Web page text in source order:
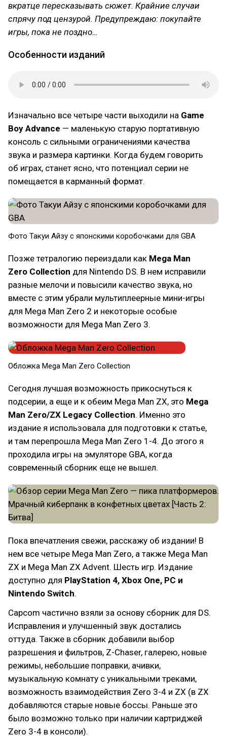
вкратце пересказывать сюжет. Крайние случаи
спрячу под цензурой. Предупреждаю: покупайте
игры, пока не поздно…
Особенности изданий
Изначально все четыре части выходили на Game
Boy Advance — маленькую старую портативную
консоль с сильными ограничениями качества
звука и размера картинки. Когда будем говорить
об играх, станет ясно, что потенциал серии не
помещается в карманный формат.
Фото Такуи Айзу с японскими коробочками для GBA
Позже тетралогию переиздали как Mega Man
Zero Collection для Nintendo DS. В нем исправили
разные мелочи и повысили качество звука, но
вместе с этим убрали мультиплеерные мини-игры
для Mega Man Zero 2 и некоторые особые
возможности для Mega Man Zero 3.
Обложка Mega Man Zero Collection
Сегодня лучшая возможность прикоснуться к
подсерии, а еще и к обеим Mega Man ZX, это Mega
Man Zero/ZX Legacy Collection. Именно это
издание я использовала для подготовки к статье,
и там перепрошла Mega Man Zero 1-4. До этого я
проходила игры на эмуляторе GBA, когда
современный сборник еще не вышел.
Пока впечатления свежи, расскажу об издании! В
нем все четыре Mega Man Zero, а также Mega Man
ZX и Mega Man ZX Advent. Шесть игр. Издание
доступно для PlayStation 4, Xbox One, PC и
Nintendo Switch.
Capcom частично взяли за основу сборник для DS.
Исправления и улучшенный звук достались
оттуда. Также в сборник добавили выбор
разрешения и фильтров, Z-Chaser, галерею, новые
режимы, небольшие поправки, ачивки,
музыкальную комнату с уникальными треками,
возможность взаимодействия Zero 3-4 и ZX (в ZX
добавляются старые новые боссы. Раньше это
было возможно только при наличии картриджей
Zero 3-4 в консоли).